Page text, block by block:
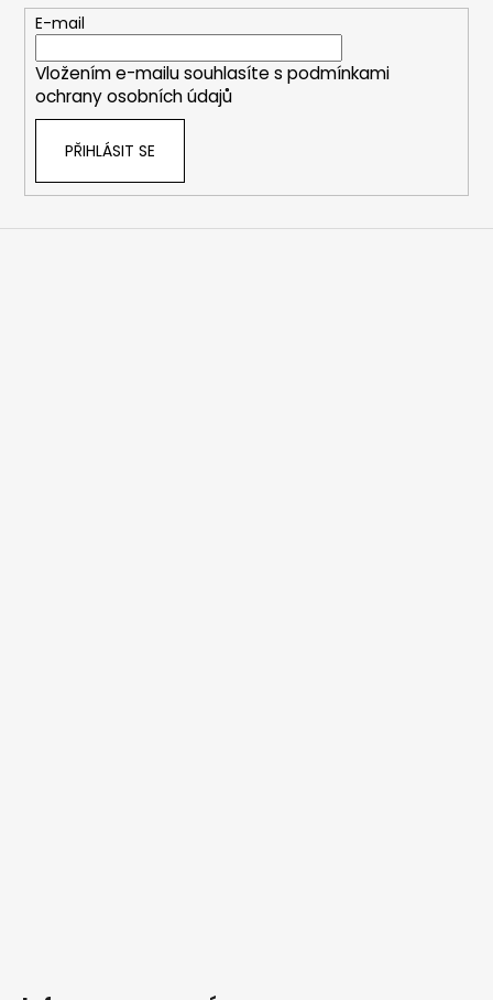
E-mail
Vložením e-mailu souhlasíte s podmínkami
ochrany osobních údajů
PŘIHLÁSIT SE